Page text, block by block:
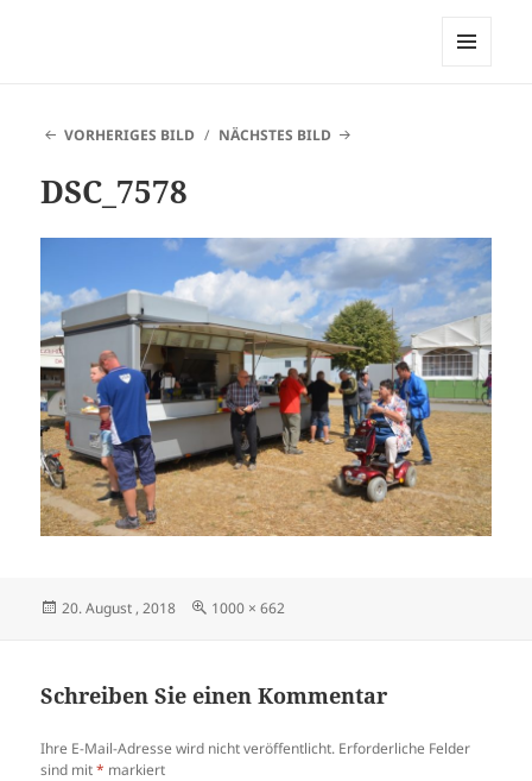
VORHERIGES BILD
NÄCHSTES BILD
DSC_7578
Veröffentlicht
20. August , 2018 Originalgröße
1000 × 662
Schreiben Sie einen Kommentar
Ihre E-Mail-Adresse wird nicht veröffentlicht. Erforderliche Felder
sind mit* markiert